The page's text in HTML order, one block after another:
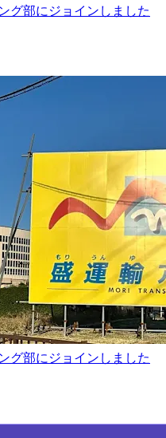
グ部にジョインしました
グ部にジョインしました